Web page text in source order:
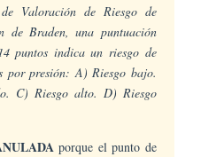
Valoración de Riesgo de
de Braden, una puntuación
puntos indica un riesgo de
por presión: A) Riesgo bajo.
C) Riesgo alto. D) Riesgo
porque el punto de